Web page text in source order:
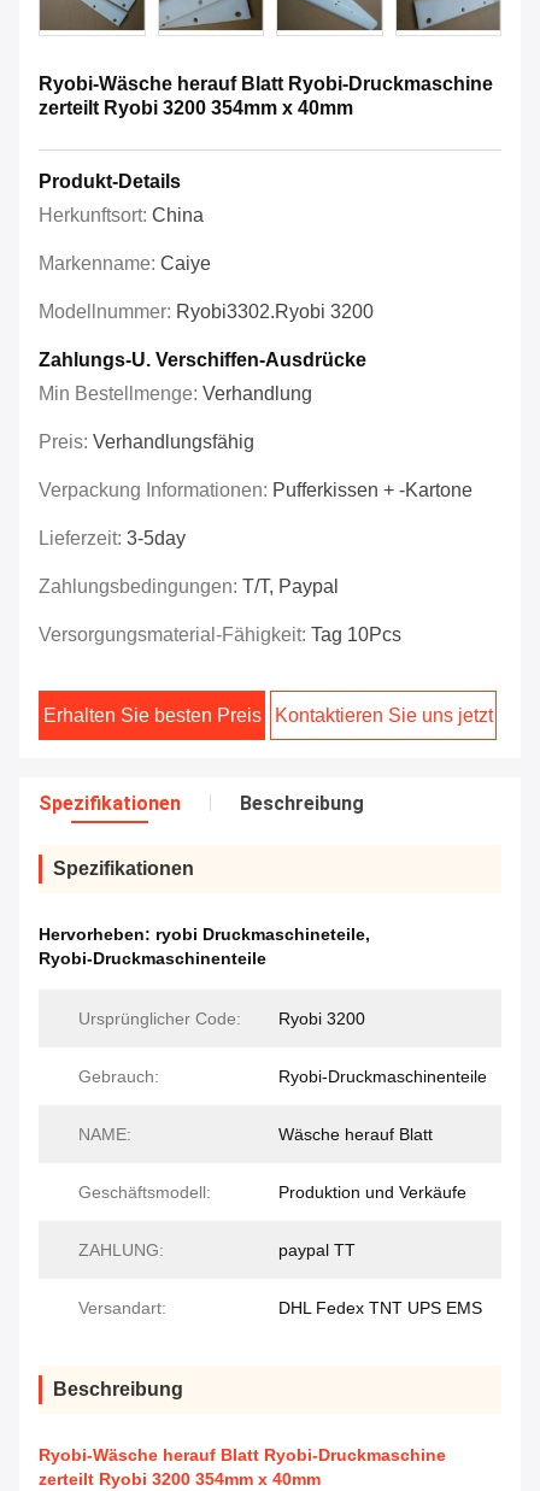
Ryobi-Wäsche herauf Blatt Ryobi-Druckmaschine
zerteilt Ryobi 3200 354mm x 40mm
Produkt-Details
Herkunftsort: China
Markenname: Caiye
Modellnummer: Ryobi3302.Ryobi 3200
Zahlungs-U. Verschiffen-Ausdrücke
Min Bestellmenge: Verhandlung
Preis: Verhandlungsfähig
Verpackung Informationen: Pufferkissen + -kartone
Lieferzeit: 3-5day
Zahlungsbedingungen: T/T, Paypal
Versorgungsmaterial-Fähigkeit: Tag 10Pcs
Erhalten Sie besten Preis Kontaktieren Sie uns jetzt
Spezifikationen Beschreibung
Spezifikationen
Hervorheben: ryobi Druckmaschineteile,
Ryobi-Druckmaschinenteile
Ursprünglicher Code: Ryobi 3200
Gebrauch: Ryobi-Druckmaschinenteile
NAME: Wäsche herauf Blatt
Geschäftsmodell: Produktion und Verkäufe
ZAHLUNG: paypal TT
Versandart: DHL Fedex TNT UPS EMS
Beschreibung
Ryobi-Wäsche herauf Blatt Ryobi-Druckmaschine
zerteilt Ryobi 3200 354mm x 40mm